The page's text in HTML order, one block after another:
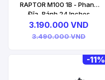
RAPTOR M100 1B - Phanh
Đĩa, Bánh 24 Inches
3.190.000 VND
3.490.000 VND
-11%